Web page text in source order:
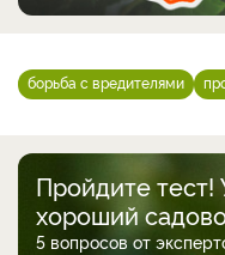
борьба с вредителями
Пройдите тест!
хороший
5 вопросов от